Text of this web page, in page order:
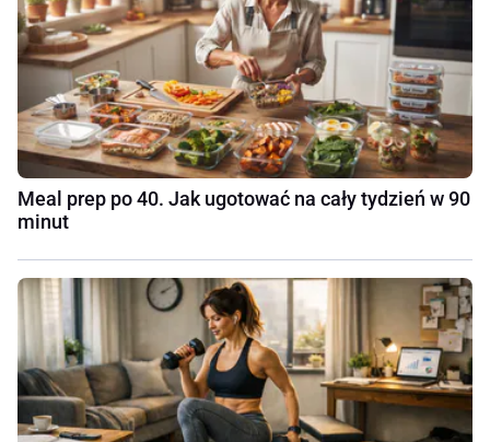
Meal prep po 40. Jak ugotować na cały tydzień w 90
minut